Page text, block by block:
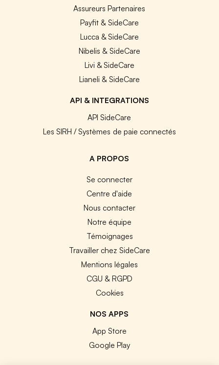
Assureurs Partenaires
Payfit & SideCare
Lucca & SideCare
Nibelis & SideCare
Livi & SideCare
Lianeli & SideCare
API & INTEGRATIONS
API SideCare
Les SIRH / Systèmes de paie connectés
A PROPOS
Se connecter
Centre d'aide
Nous contacter
Notre équipe
Témoignages
Travailler chez SideCare
Mentions légales
CGU & RGPD
Cookies
NOS APPS
App Store
Google Play